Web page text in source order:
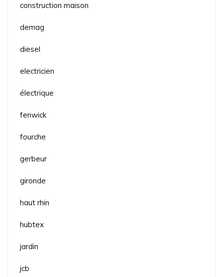
construction maison
demag
diesel
electricien
électrique
fenwick
fourche
gerbeur
gironde
haut rhin
hubtex
jardin
jcb